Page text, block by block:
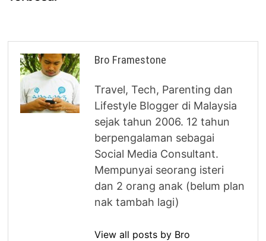
Bro Framestone
Travel, Tech, Parenting dan
Lifestyle Blogger di Malaysia
sejak tahun 2006. 12 tahun
berpengalaman sebagai
Social Media Consultant.
Mempunyai seorang isteri
dan 2 orang anak (belum plan
nak tambah lagi)
View all posts by Bro